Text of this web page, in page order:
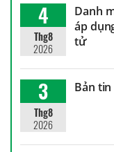
4
Thg8
2026
Danh
áp
tử
3
Thg8
2026
Bản